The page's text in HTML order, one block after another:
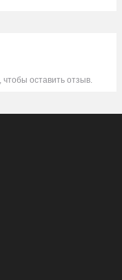
оставить отзыв.